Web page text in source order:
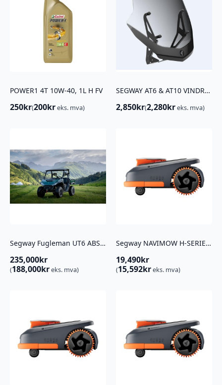
POWER1 4T 10W-40, 1L H FV
250kr(200kreks. mva)
SEGWAY AT6 & AT10 VINDRUTE
2,850kr(2,280kreks. mva)
Segway Fugleman UT6 ABS Med hytte ( Grønn)
235,000kr
(188,000kreks. mva)
Segway NAVIMOW H-SERIE H206E Robotgressklipper – opptil 600 m²
19,490kr
(15,592kreks. mva)